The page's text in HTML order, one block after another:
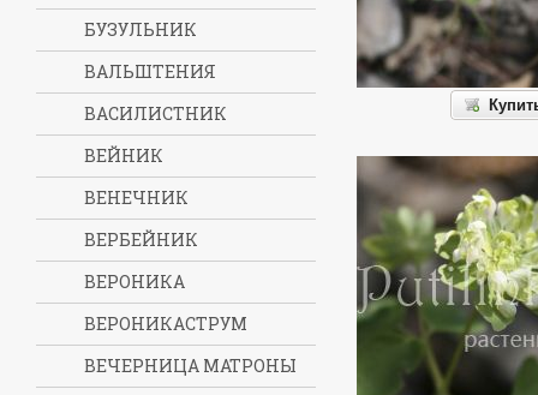
БУЗУЛЬНИК
ВАЛЬШТЕНИЯ
ВАСИЛИСТНИК
ВЕЙНИК
ВЕНЕЧНИК
ВЕРБЕЙНИК
ВЕРОНИКА
ВЕРОНИКАСТРУМ
ВЕЧЕРНИЦА МАТРОНЫ